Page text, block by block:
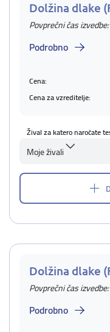
Dolžina dlake
Povprečni čas
Podrobno
Cena:
Cena za vzreditelje:
Žival za katero naročate
Moje živali
Dolžina dlake
Povprečni čas
Podrobno